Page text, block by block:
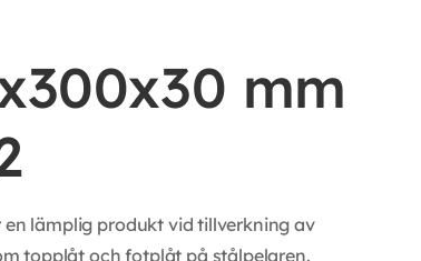
mm
en lämplig produkt vid tillverkning av
topplåt och fotplåt på stålpelaren.